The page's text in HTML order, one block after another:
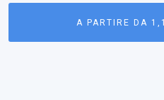
A PARTIRE DA